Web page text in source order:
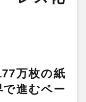
万枚の紙
で進むペー